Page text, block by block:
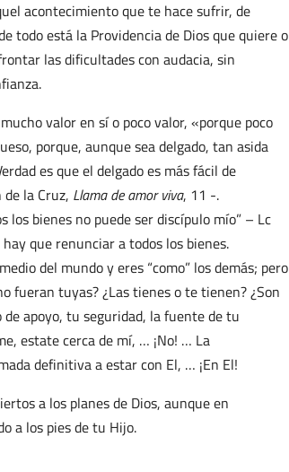
acontecimiento que te hace sufrir, de
todo está la Providencia de Dios que quiere o
las dificultades con audacia, sin
valor en sí o poco valor, «porque poco
porque, aunque sea delgado, tan asida
es que el delgado es más fácil de
la Cruz, Llama de amor viva, 11 -.
los bienes no puede ser discípulo mío” – Lc
que renunciar a todos los bienes.
del mundo y eres “como” los demás; pero
fueran tuyas? ¿Las tienes o te tienen? ¿Son
apoyo, tu seguridad, la fuente de tu
estate cerca de mí, … ¡No! … La
definitiva a estar con El, … ¡En El!
a los planes de Dios, aunque en
a los pies de tu Hijo.